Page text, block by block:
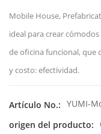
Mobile House,
ideal para crear
de oficina funcional, que
y costo: efectividad.
Artículo No.: YUMI-
origen del producto: